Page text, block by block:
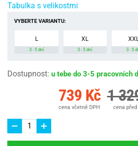
Tabulka s velikostmi
VYBERTE VARIANTU:
L
3 - 5 dní
XL
3 - 5 dní
XXL
3 - 5
Dostupnost: u tebe do 3-5 pracovních
739 Kč
cena včetně DPH
1
cena